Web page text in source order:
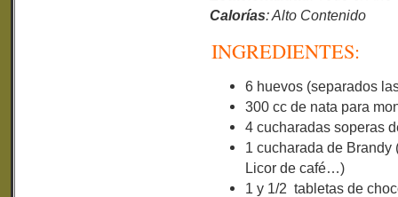
Calorías: Alto Contenido
INGREDIENTES:
6 huevos (separados
300 cc de nata para
4 cucharadas soperas
1 cucharada de Brandy
Licor de café…)
1 y 1/2 tabletas de